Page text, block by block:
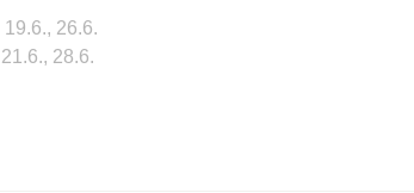
19.6., 26.6.
28.6.